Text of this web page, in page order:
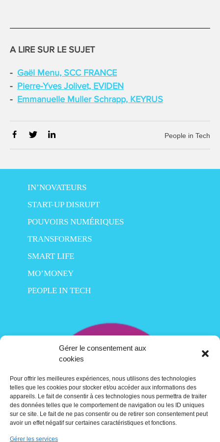
Gérer le consentement aux
cookies
Pour offrir les meilleures expériences, nous utilisons des technologies
telles que les cookies pour stocker et/ou accéder aux informations des
appareils. Le fait de consentir à ces technologies nous permettra de traiter
des données telles que le comportement de navigation ou les ID uniques
sur ce site. Le fait de ne pas consentir ou de retirer son consentement peut
avoir un effet négatif sur certaines caractéristiques et fonctions.
Gérer les services
A LIRE SUR LE SUJET
Gaël Menu, SCC FRANCE
Pierre-Yves Jolivet, EVIDEN
Emmanuelle Muller Schrapp, KEYRUS
People in Tech
IN’NOVATEURS
START-UP DISRUPT
POUVOIRS NUMÉRIQUES
TRANSFORMERS
SMART LIFE
MO’MONEY
PEOPLE IN TECH